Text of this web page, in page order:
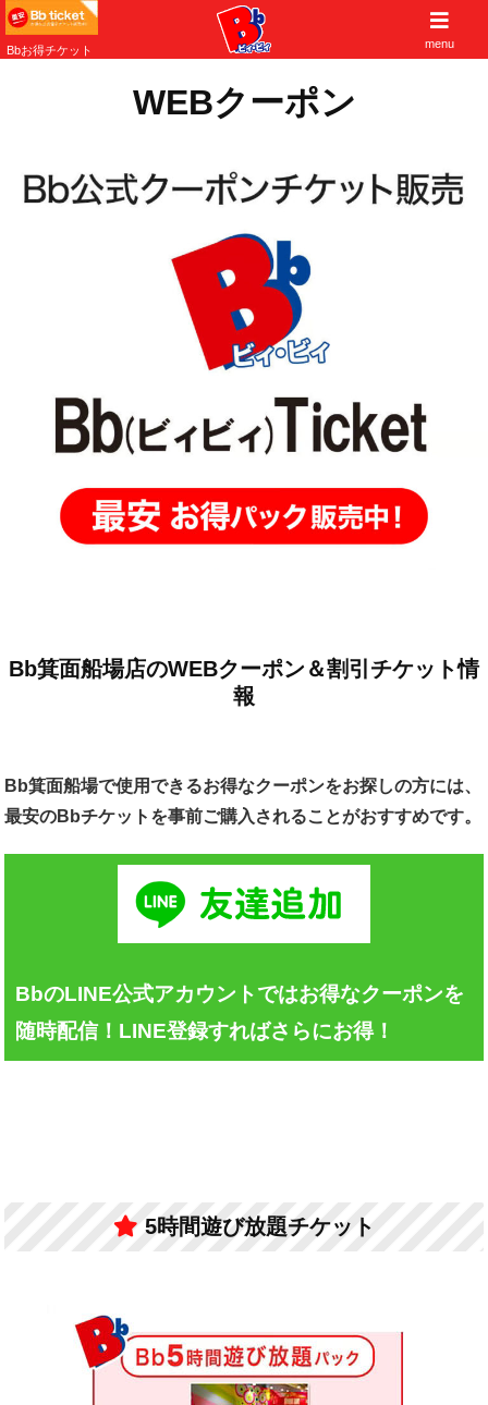
子供から大人まで遊べる大阪北摂の遊び場
WEBクーポン
Bb箕面船場店のWEBクーポン＆割引チケット情
報
Bb箕面船場で使用できるお得なクーポンをお探しの方には、
最安のBbチケットを事前ご購入されることがおすすめです。
BbのLINE公式アカウントではお得なクーポンを
随時配信！ LINE登録すればさらにお得！
5時間遊び放題チケット
Bbお得チケット
menu